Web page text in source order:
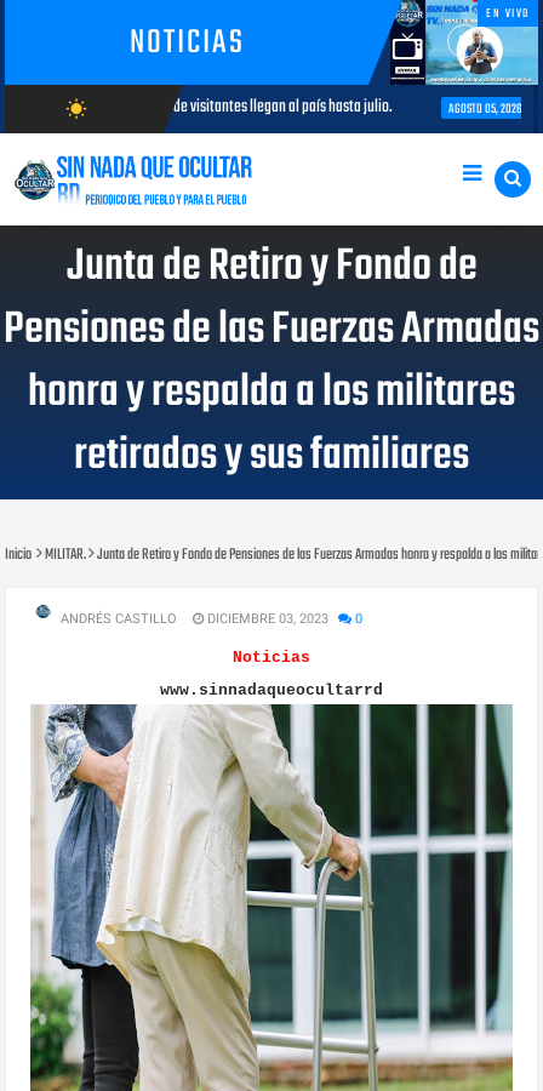
NOTICIAS
EN VIVO
wb_sunny
AGOSTO/7/2026
de visitantes llegan al país hasta julio. AGOSTO 05, 2026 SNTP Santo
Junta de Retiro y Fondo de
Pensiones de las Fuerzas Armadas
honra y respalda a los militares
retirados y sus familiares
Inicio MILITAR. Junta de Retiro y Fondo de Pensiones de las Fuerzas Armadas honra y respalda a los
ANDRÉS CASTILLO DICIEMBRE 03, 2023 0
Noticias
www.sinnadaqueocultarrd